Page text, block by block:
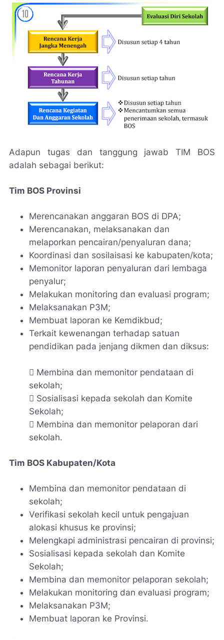
Adapun tugas dan tanggung jawab TIM BOS
adalah sebagai berikut:
Tim BOS Provinsi
Merencanakan anggaran BOS di DPA;
Merencanakan, melaksanakan dan
melaporkan pencairan/penyaluran dana;
Koordinasi dan sosilaisasi ke kabupaten/kota;
Memonitor laporan penyaluran dari lembaga
penyalur;
Melakukan monitoring dan evaluasi program;
Melaksanakan P3M;
Membuat laporan ke Kemdikbud;
Terkait kewenangan terhadap satuan
pendidikan pada jenjang dikmen dan diksus:
 Membina dan memonitor pendataan di
sekolah;
 Sosialisasi kepada sekolah dan Komite
Sekolah;
 Membina dan memonitor pelaporan dari
sekolah.
Tim BOS Kabupaten/Kota
Membina dan memonitor pendataan di
sekolah;
Verifikasi sekolah kecil untuk pengajuan
alokasi khusus ke provinsi;
Melengkapi administrasi pencairan di provinsi;
Sosialisasi kepada sekolah dan Komite
Sekolah;
Membina dan memonitor pelaporan sekolah;
Melakukan monitoring dan evaluasi program;
Melaksanakan P3M;
Membuat laporan ke Provinsi.